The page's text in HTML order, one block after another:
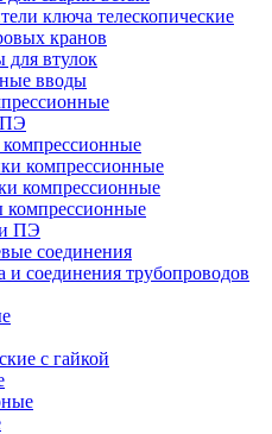
ключа телескопические
кранов
втулок
вводы
компрессионные
компрессионные
компрессионные
ПЭ
соединения
и соединения трубопроводов
с гайкой